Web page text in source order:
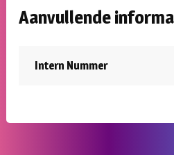
Aanvullende
Intern Nummer